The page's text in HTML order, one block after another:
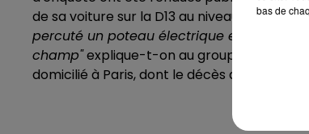
de sa voiture sur la D13 au niveau de la
percuté un poteau électrique en béton,
champ"explique-t-on au groupement de
domicilié à Paris, dont le décès a été
bas de